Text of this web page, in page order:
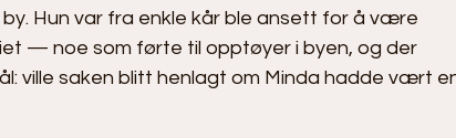
Hun var fra enkle kår ble ansett for å være
— noe som førte til opptøyer i byen, og der
ville saken blitt henlagt om Minda hadde vært